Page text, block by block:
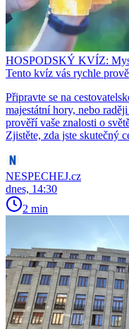
HOSPODSKÝ KVÍZ:
Tento kvíz vás rychle
Připravte se na
majestátní hory, nebo
prověří vaše znalosti o
Zjistěte, zda jste skutečný
NESPECHEJ.cz
dnes, 14:30
2 min